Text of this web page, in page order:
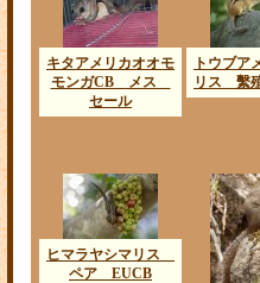
キタアメリカオオモ
モンガCB メス
セール
トウブア
リス 繫
ヒマラヤシマリス
ペア EUCB